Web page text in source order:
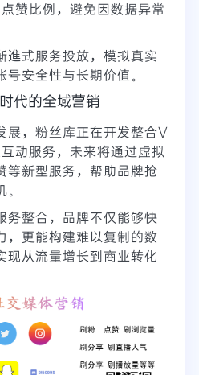
赞比例，避免因数据异常
進式服务投放，模拟真实
安全性与长期价值。
代的全域营销
展，粉丝库正在开发整合V
动服务，未来将通过虚拟
等新型服务，帮助品牌抢
务整合，品牌不仅能够快
，更能构建难以复制的数
现从流量增长到商业转化